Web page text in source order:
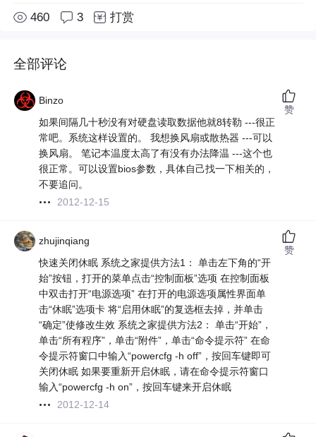
460 3 打赏
全部评论
Binzo
如果间隔几十秒没有对硬盘读取数据他就8转勒 ---很正
常吧。系统这样设置的。 我想换风扇或散热器 ---可以
换风扇。 笔记本温度太高了有没有办法降温 ---这个也
很正常。可以设置bios参数，具体自己找一下相关的，
不要追问。
2012-12-15
赞
zhujinqiang
快速关闭休眠 系统之家提供方法1： 单击左下角的“开
始”按钮，打开的菜单点击“控制面板”选项 在控制面板
中双击打开“电源选项” 在打开的电源选项属性界面单
击“休眠”选项卡 将“启用休眠”的复选框去掉，并单击
“确定”使修改生效 系统之家提供方法2： 单击“开始”，
单击“所有程序”，单击“附件”，单击“命令提示符” 在命
令提示符窗口中输入“powercfg -h off”，按回车键即可
关闭休眠 如果要重新开启休眠，请在命令提示符窗口
输入“powercfg -h on”，按回车键来开启休眠
2012-12-14
赞